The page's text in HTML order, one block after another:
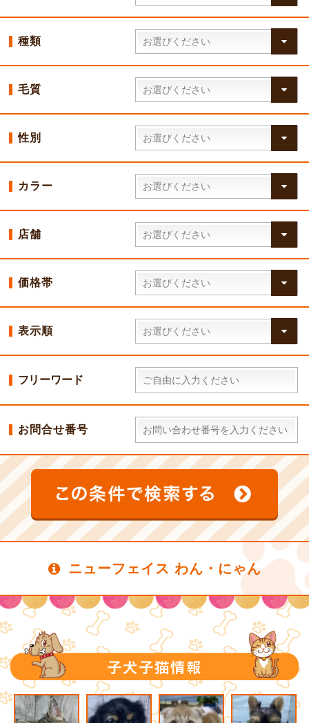
種類
毛質
性別
カラー
店舗
価格帯
表示順
フリーワード
お問合せ番号
ニューフェイス わん・にゃん